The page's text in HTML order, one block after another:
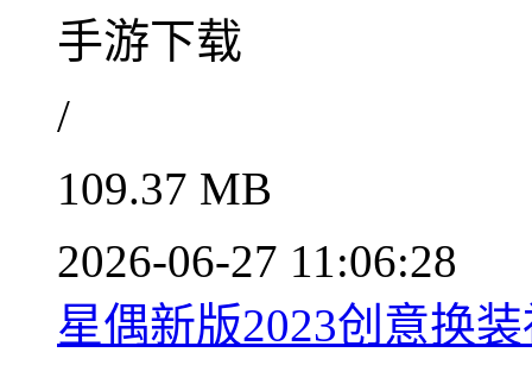
手游下载
/
109.37 MB
2026-06-27 11:06:28
星偶新版2023创意换